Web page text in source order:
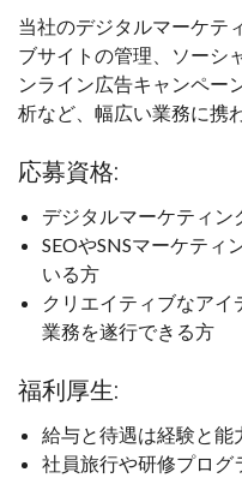
当社のデジタルマーケテ
ブサイトの管理、ソーシ
ンライン広告キャンペー
析など、幅広い業務に携
応募資格:
デジタルマーケティ
SEOやSNSマーケティ
いる方
クリエイティブなア
業務を遂行できる方
福利厚生:
給与と待遇は経験と能
社員旅行や研修プログ